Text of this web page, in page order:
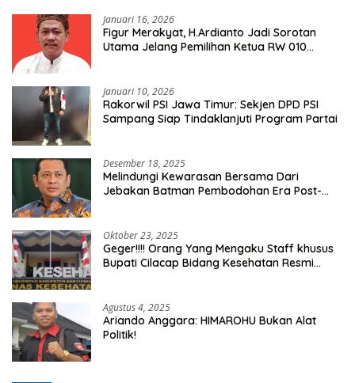
Januari 16, 2026
Figur Merakyat, H.Ardianto Jadi Sorotan
Utama Jelang Pemilihan Ketua RW 010
Januari 10, 2026
Rakorwil PSI Jawa Timur: Sekjen DPD PSI
Sampang Siap Tindaklanjuti Program Partai
Desember 18, 2025
Melindungi Kewarasan Bersama Dari
Jebakan Batman Pembodohan Era Post-
Oktober 23, 2025
Geger!!!! Orang Yang Mengaku Staff khusus
Bupati Cilacap Bidang Kesehatan Resmi
Agustus 4, 2025
Ariando Anggara: HIMAROHU Bukan Alat
Politik!